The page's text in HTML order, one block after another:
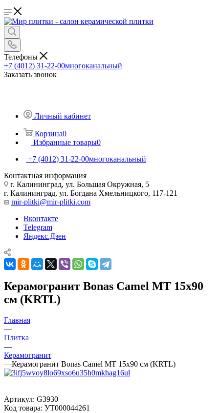
Телефоны
+7 (4012) 31-22-00многоканальный
Заказать звонок
Личный кабинет
Корзина0
Избранные товары0
+7 (4012) 31-22-00многоканальный
Контактная информация
г. Калининград, ул. Большая Окружная, 5
г. Калининград, ул. Богдана Хмельницкого, 117-121
mir-plitki@mir-plitki.com
Вконтакте
Telegram
Яндекс.Дзен
Керамогранит Bonas Camel MT 15x90
см (KRTL)
Главная
—
Плитка
—
Керамогранит
—Керамогранит Bonas Camel MT 15x90 см (KRTL)
Артикул: G3930
Код товара: УТ000044261